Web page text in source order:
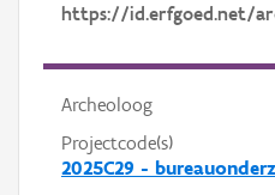
https://id.erfgoed.net/
Archeoloog
Projectcode(s)
2025C29 -